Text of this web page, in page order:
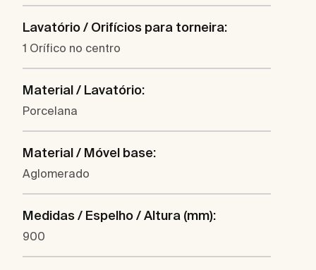
Lavatório / Orifícios para torneira:
1 Orífico no centro
Material / Lavatório:
Porcelana
Material / Móvel base:
Aglomerado
Medidas / Espelho / Altura (mm):
900